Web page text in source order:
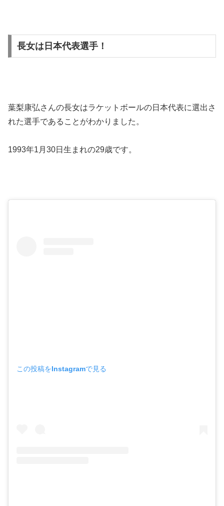
長女は日本代表選手！
葉梨康弘さんの長女はラケットボールの日本代表に選出さ
れた選手であることがわかりました。
1993年1月30日生まれの29歳です。
この投稿をInstagramで見る